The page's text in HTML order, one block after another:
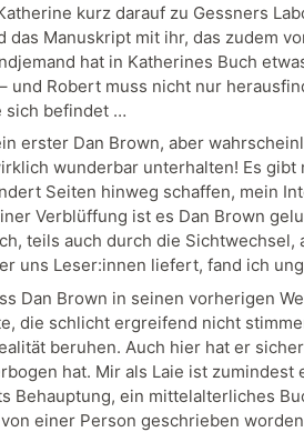
kurz darauf zu Gessners
das Manuskript mit ihr, das zudem
hat in Katherines Buch
und Robert muss nicht nur
sich befindet …
erster Dan Brown, aber
wunderbar unterhalten! Es gibt
Seiten hinweg schaffen, mein
Verblüffung ist es Dan Brown
teils auch durch die Sichtwechsel,
uns Leser:innen liefert, fand ich
Dan Brown in seinen vorherigen
die schlicht ergreifend nicht
beruhen. Auch hier hat er
hat. Mir als Laie ist zumindest
Behauptung, ein mittelalterliches
einer Person geschrieben